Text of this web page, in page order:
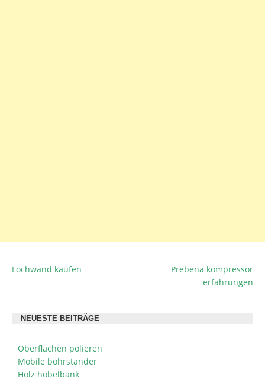
BEITRAGSNAVIGATION
Lochwand kaufen
Prebena kompressor
erfahrungen
NEUESTE BEITRÄGE
Oberflächen polieren
Mobile bohrständer
Holz hobelbank